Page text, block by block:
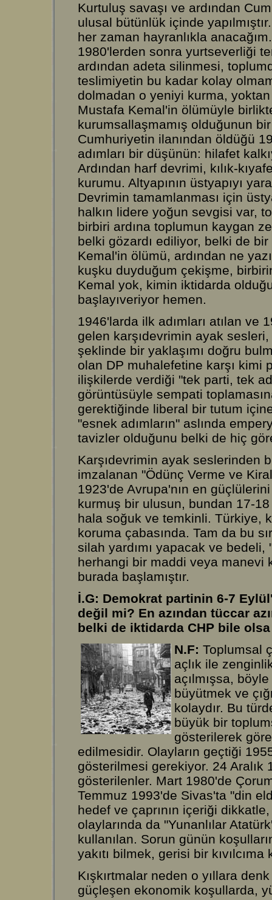
Kurtuluş savaşı ve ardından
ulusal bütünlük içinde
her zaman hayranlıkla
1980'lerden sonra yurtseverliği
ardından adeta silinmesi,
teslimiyetin bu kadar kolay
dolmadan o yeniyi kurma,
Mustafa Kemal'in ölümüyle
kurumsallaşmamış olduğunun
Cumhuriyetin ilanından öldüğü
adımları bir düşünün: hilafet
Ardından harf devrimi, kılık-
kurumu. Altyapının üstyapıyı
Devrimin tamamlanması için
halkın lidere yoğun sevgisi var,
birbiri ardına toplumun kaygan
belki gözardı ediliyor, belki de
Kemal'in ölümü, ardından ne
kuşku duyduğum çekişme,
Kemal yok, kimin iktidarda
başlayıveriyor hemen.
1946'larda ilk adımları atılan ve
gelen karşıdevrimin ayak sesleri,
şeklinde bir yaklaşımı doğru
olan DP muhalefetine karşı kimi
ilişkilerde verdiği "tek parti, tek
görüntüsüyle sempati
gerektiğinde liberal bir tutum
"esnek adımların" aslında
tavizler olduğunu belki de hiç
Karşıdevrimin ayak seslerinden
imzalanan "Ödünç Verme ve
1923'de Avrupa'nın en
kurmuş bir ulusun, bundan 17-
hala soğuk ve temkinli. Türkiye,
koruma çabasında. Tam da bu
silah yardımı yapacak ve bedeli,
herhangi bir maddi veya manevi
burada başlamıştır.
İ.G: Demokrat partinin 6-7
değil mi? En azından tüccar
belki de iktidarda CHP bile
N.F: Toplumsal
açlık ile
açılmışsa,
büyütmek ve
kolaydır. Bu
büyük bir
gösterilerek
edilmesidir. Olayların geçtiği
gösterilmesi gerekiyor. 24 Aralık
gösterilenler. Mart 1980'de
Temmuz 1993'de Sivas'ta "din
hedef ve çaprının içeriği
olaylarında da "Yunanlılar
kullanılan. Sorun günün
yakıtı bilmek, gerisi bir kıvılcıma
Kışkırtmalar neden o yıllara
güçleşen ekonomik koşullarda,